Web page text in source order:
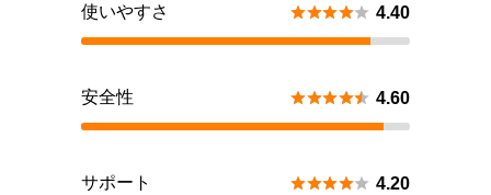
使いやすさ  4.40
安全性  4.60
サポート  4.20